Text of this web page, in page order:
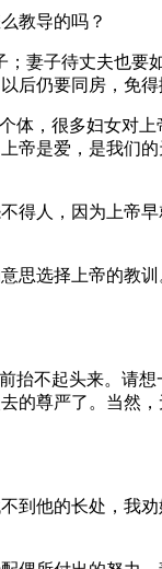
教导的吗？
妻子待丈夫也要
后仍要同房，免
体，很多妇女对
是爱，是我们
得人，因为上帝
思选择上帝的教
抬不起头来。请
尊严了。当然
到他的长处，我